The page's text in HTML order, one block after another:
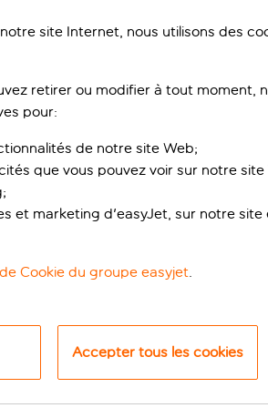
à quelques pas des magnifiques
y a également quatre stations de
Vous disposerez d’options
Un menu à la carte composé de
boissons locales et
site Internet, nous utilisons des
retirer ou modifier à tout moment,
pour:
de notre site Web;
que vous pouvez voir sur notre site
et marketing d'easyJet, sur notre site
Cookie du groupe easyjet.
Accepter tous les cookies